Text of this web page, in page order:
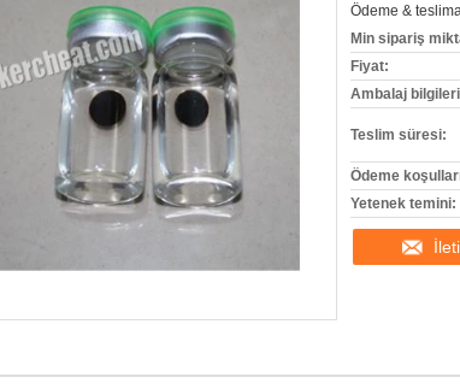
Ödeme &
Min sipariş
Fiyat:
Ambalaj
Teslim süresi:
Ödeme
Yetenek temini: